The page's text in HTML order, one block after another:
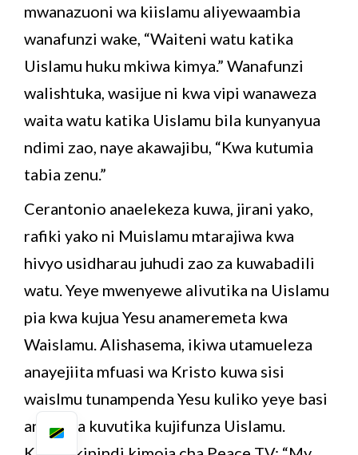
mwanazuoni wa kiislamu aliyewaambia
wanafunzi wake, “Waiteni watu katika
Uislamu huku mkiwa kimya.” Wanafunzi
walishtuka, wasijue ni kwa vipi wanaweza
waita watu katika Uislamu bila kunyanyua
ndimi zao, naye akawajibu, “Kwa kutumia
tabia zenu.”
Cerantonio anaelekeza kuwa, jirani yako,
rafiki yako ni Muislamu mtarajiwa kwa
hivyo usidharau juhudi zao za kuwabadili
watu. Yeye mwenyewe alivutika na Uislamu
pia kwa kujua Yesu anameremeta kwa
Waislamu. Alishasema, ikiwa utamueleza
anayejiita mfuasi wa Kristo kuwa sisi
waislmu tunampenda Yesu kuliko yeye basi
anaweza kuvutika kujifunza Uislamu.